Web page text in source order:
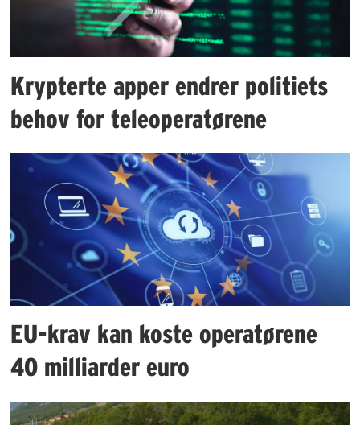
Krypterte apper endrer politiets
behov for teleoperatørene
EU-krav kan koste operatørene
40 milliarder euro